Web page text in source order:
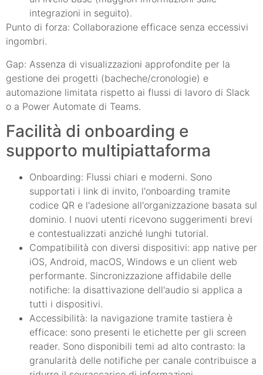
integrazioni in seguito).
Punto di forza: Collaborazione efficace senza eccessivi
ingombri.
Gap: Assenza di visualizzazioni approfondite per la
gestione dei progetti (bacheche/cronologie) e
automazione limitata rispetto ai flussi di lavoro di Slack
o a Power Automate di Teams.
Facilità di onboarding e
supporto multipiattaforma
Onboarding: Flussi chiari e moderni. Sono
supportati i link di invito, l'onboarding tramite
codice QR e l'adesione all'organizzazione basata sul
dominio. I nuovi utenti ricevono suggerimenti brevi
e contestualizzati anziché lunghi tutorial.
Compatibilità con diversi dispositivi: app native per
iOS, Android, macOS, Windows e un client web
performante. Sincronizzazione affidabile delle
notifiche: la disattivazione dell'audio si applica a
tutti i dispositivi.
Accessibilità: la navigazione tramite tastiera è
efficace: sono presenti le etichette per gli screen
reader. Sono disponibili temi ad alto contrasto: la
granularità delle notifiche per canale contribuisce a